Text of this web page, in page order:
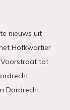
nieuws uit
Hofkwartier
Voorstraat tot
Dordrecht.